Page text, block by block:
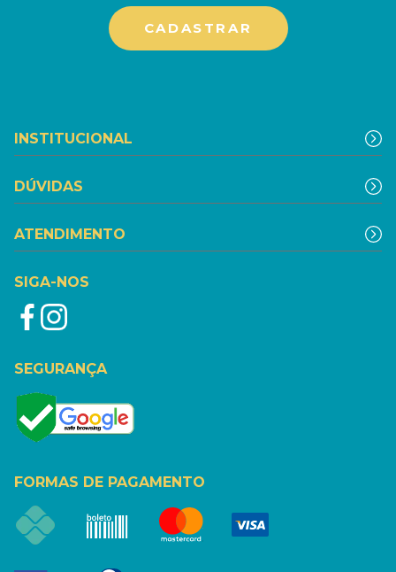
INSTITUCIONAL
DÚVIDAS
ATENDIMENTO
SIGA-NOS
SEGURANÇA
FORMAS DE PAGAMENTO